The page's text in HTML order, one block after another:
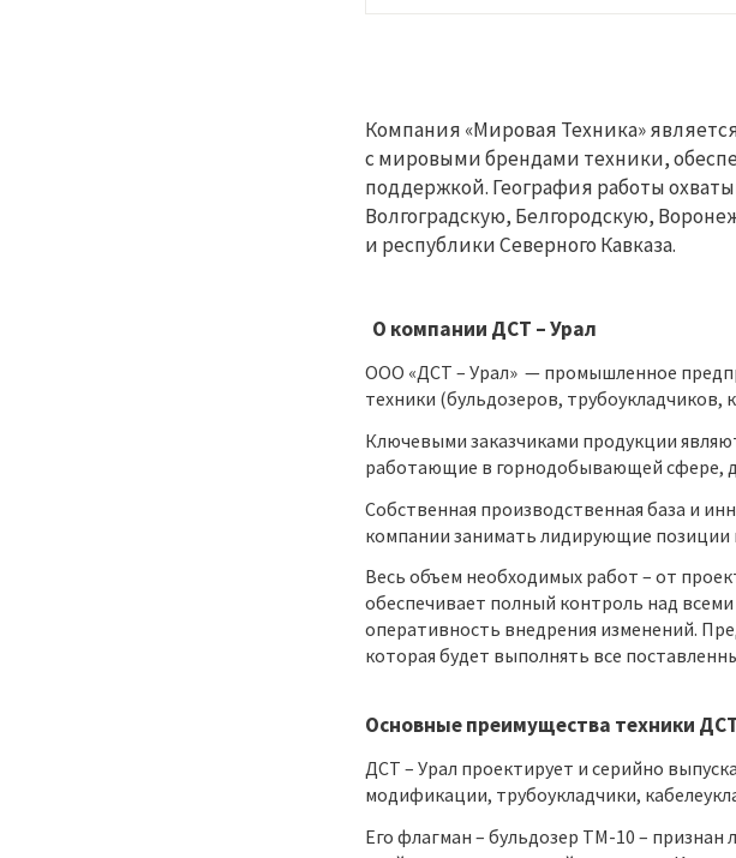
Компания «Мировая Техника»
с мировыми брендами техники,
поддержкой. География работы
Волгоградскую, Белгородскую,
и республики Северного Кавказа.
О компании ДСТ – Урал
ООО «ДСТ – Урал» — промышленное
техники (бульдозеров, трубоукладчиков,
Ключевыми заказчиками продукции
работающие в горнодобывающей сфере,
Собственная производственная база и
компании занимать лидирующие позиции
Весь объем необходимых работ – от
обеспечивает полный контроль над
оперативность внедрения изменений.
которая будет выполнять все
Основные преимущества техники
ДСТ – Урал проектирует и серийно
модификации, трубоукладчики,
Его флагман – бульдозер ТМ-10 – признан